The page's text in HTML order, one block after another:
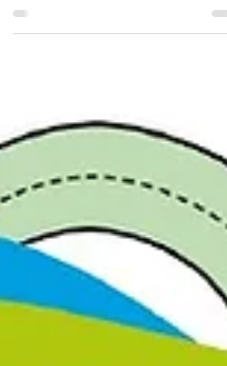
services publics de location de vélos à...